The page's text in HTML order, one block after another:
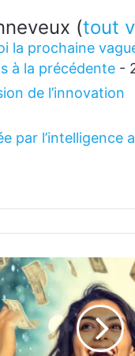
(tout
la prochaine
à la précédente -
de l’innovation
par l’intelligence